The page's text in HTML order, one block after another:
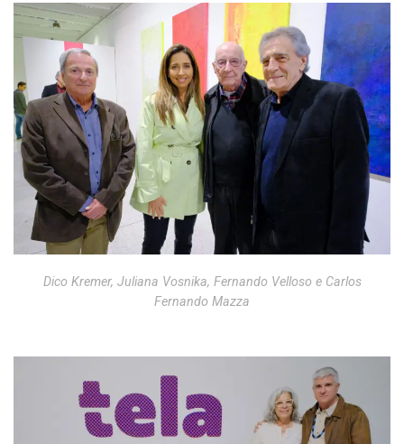
Dico Kremer, Juliana Vosnika, Fernando Velloso e Carlos
Fernando Mazza